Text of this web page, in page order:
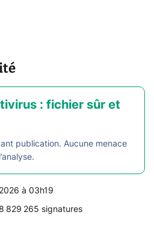
: fichier sûr et
publication. Aucune menace
à 03h19
829 265 signatures